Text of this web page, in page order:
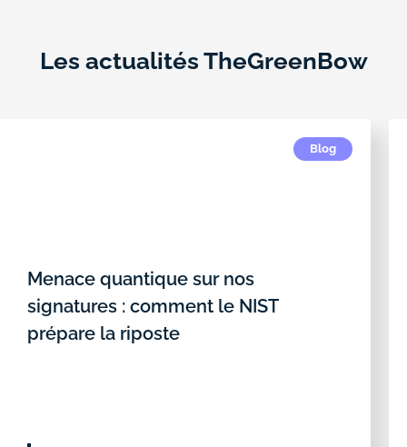
Les actualités TheGreenBow
Blog
Menace quantique sur nos
signatures : comment le NIST
prépare la riposte